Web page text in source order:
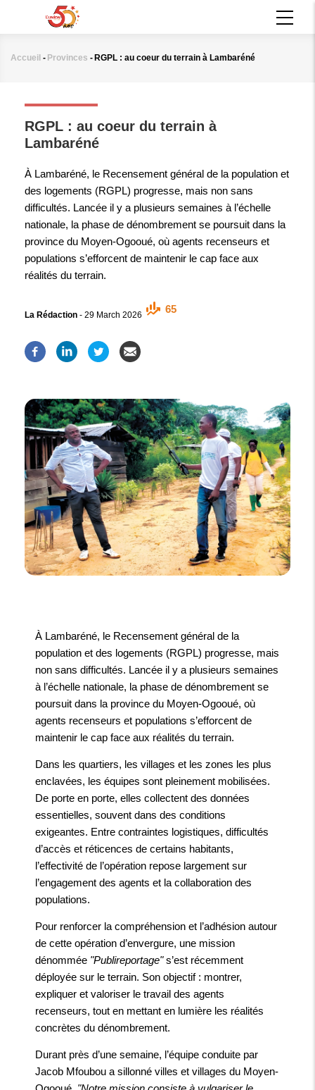
principal
Fil
Accueil - Provinces - RGPL : au coeur du terrain à Lambaréné
RGPL : au coeur du terrain à
Lambaréné
À Lambaréné, le Recensement général de la population et
des logements (RGPL) progresse, mais non sans
difficultés. Lancée il y a plusieurs semaines à l’échelle
nationale, la phase de dénombrement se poursuit dans la
province du Moyen-Ogooué, où agents recenseurs et
populations s’efforcent de maintenir le cap face aux
réalités du terrain.
La Rédaction - 29 March 2026
65
À Lambaréné, le Recensement général de la
population et des logements (RGPL) progresse, mais
non sans difficultés. Lancée il y a plusieurs semaines
à l’échelle nationale, la phase de dénombrement se
poursuit dans la province du Moyen-Ogooué, où
agents recenseurs et populations s’efforcent de
maintenir le cap face aux réalités du terrain.
Dans les quartiers, les villages et les zones les plus
enclavées, les équipes sont pleinement mobilisées.
De porte en porte, elles collectent des données
essentielles, souvent dans des conditions
exigeantes. Entre contraintes logistiques, difficultés
d’accès et réticences de certains habitants,
l’effectivité de l’opération repose largement sur
l’engagement des agents et la collaboration des
populations.
Pour renforcer la compréhension et l’adhésion autour
de cette opération d’envergure, une mission
dénommée "Publireportage"s’est récemment
déployée sur le terrain. Son objectif : montrer,
expliquer et valoriser le travail des agents
recenseurs, tout en mettant en lumière les réalités
concrètes du dénombrement.
Durant près d’une semaine, l’équipe conduite par
Jacob Mfoubou a sillonné villes et villages du Moyen-